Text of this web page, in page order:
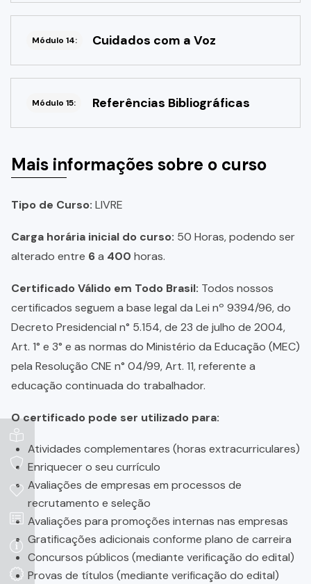
Módulo 14: Cuidados com a Voz
Módulo 15: Referências Bibliográficas
Mais informações sobre o curso
Tipo de Curso: LIVRE
Carga horária inicial do curso: 50 Horas, podendo ser
alterado entre 6a 400 horas.
Certificado Válido em Todo Brasil: Todos nossos
certificados seguem a base legal da Lei nº 9394/96, do
Decreto Presidencial n° 5.154, de 23 de julho de 2004,
Art. 1° e 3° e as normas do Ministério da Educação (MEC)
pela Resolução CNE n° 04/99, Art. 11, referente a
educação continuada do trabalhador.
O certificado pode ser utilizado para:
Atividades complementares (horas extracurriculares)
Enriquecer o seu currículo
Avaliações de empresas em processos de
recrutamento e seleção
Avaliações para promoções internas nas empresas
Gratificações adicionais conforme plano de carreira
Concursos públicos (mediante verificação do edital)
Provas de títulos (mediante verificação do edital)